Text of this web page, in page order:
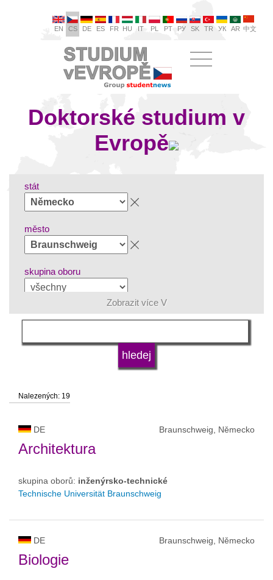
EN CS DE ES FR HU IT PL PT РУ SK TR УК AR 中文
Doktorské studium v
Evropě
stát
město
skupina oboru
jazyk
status vysoké školy
Zobrazit více V
Nalezených: 19
DE Braunschweig, Německo
Architektura
skupina oborů: inženýrsko-technické
Technische Universität Braunschweig
DE Braunschweig, Německo
Biologie